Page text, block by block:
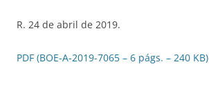
R. 24 de abril de 2019.
PDF (BOE-A-2019-7065 – 6 págs. – 240 KB)